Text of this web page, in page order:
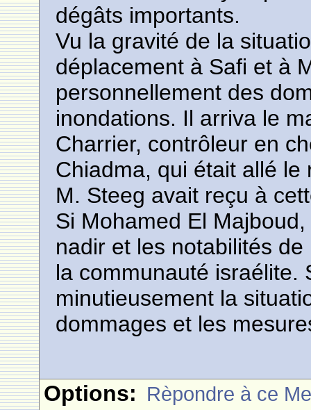
dégâts importants.
Vu la gravité de la
déplacement à Safi et à
personnellement des
inondations. Il arriva le
Charrier, contrôleur en
Chiadma, qui était allé
M. Steeg avait reçu à
Si Mohamed El
nadir et les notabilités
la communauté israélite.
minutieusement la
dommages et les
Options: Rèpondre à ce